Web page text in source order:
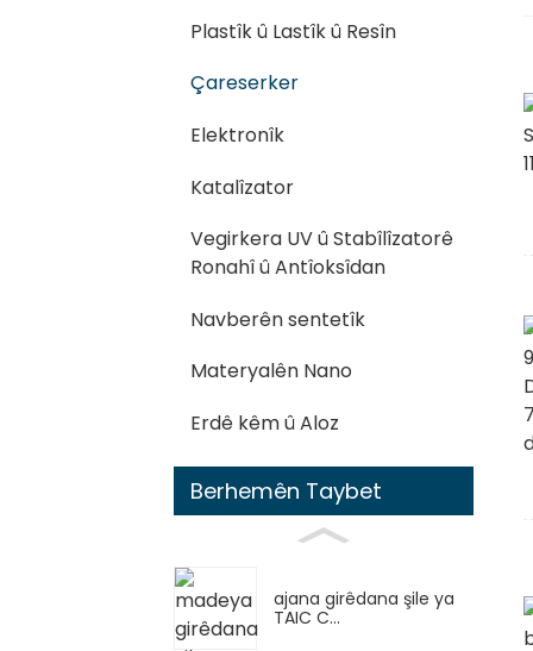
Plastîk û Lastîk û Resîn
Çareserker
Elektronîk
Katalîzator
Vegirkera UV û Stabîlîzatorê
Ronahî û Antîoksîdan
Navberên sentetîk
Materyalên Nano
Erdê kêm û Aloz
Berhemên Taybet
ajana girêdana şile ya
TAIC C...